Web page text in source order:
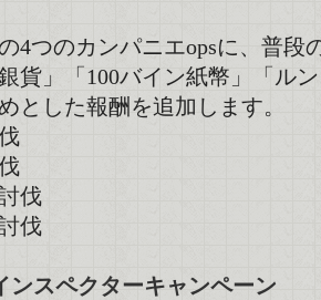
4つのカンパニエopsに、普段
銀貨」「100バイン紙幣」「ル
とした報酬を追加します。
伐
伐
ンスペクターキャンペーン